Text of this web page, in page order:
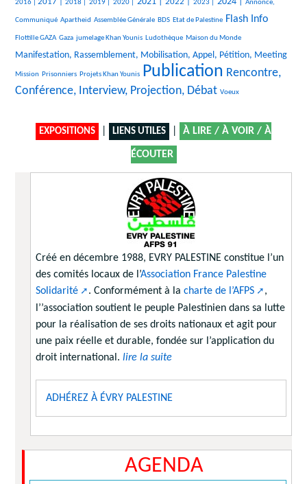
2016 | 2018 | 2019 | 2020 | 2023 | Annonce,
Communiqué
21/2119 Apartheid
24/2119 Assemblée Générale
104/2119 BDS
20/2119 Etat de Palestine
972/2119 Flash Info
30/2119
Flottille GAZA
317/2119 Gaza
231/2119 jumelage Khan Younis
327/2119 Ludothèque
11/2119 Maison du Monde
924/2119
Manifestation, Rassemblement, Mobilisation, Appel, Pétition, Meeting
17/2119
Mission
20/2119Prisonniers
119/2119 Projets Khan Younis
2119/2119 Publication
1326/2119
Rencontre,
Conférence, Interview, Projection, Débat
10/2119 Voeux
EXPOSITIONS LIENS UTILES À LIRE / À VOIR / À
ÉCOUTER
Créé en décembre 1988, EVRY PALESTINE constitue l’un
des comités locaux de l’Association France Palestine
Solidarité
. Conformément à la charte de l’AFPS
,
l’’association soutient le peuple Palestinien dans sa lutte
pour la réalisation de ses droits nationaux et agit pour
une paix réelle et durable, fondée sur l’application du
droit international. lire la suite
ADHÉREZ À ÉVRY PALESTINE
AGENDA